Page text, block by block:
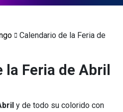
Calendario de la Feria de
la Feria de Abril
y de todo su colorido con